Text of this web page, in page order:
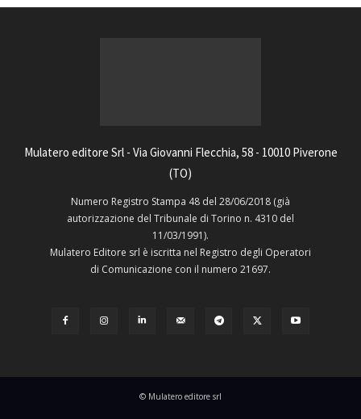
Mulatero editore Srl - Via Giovanni Flecchia, 58 - 10010 Piverone
(TO)
Numero Registro Stampa 48 del 28/06/2018 (già
autorizzazione del Tribunale di Torino n. 4310 del
11/03/1991).
Mulatero Editore srl è iscritta nel Registro degli Operatori
di Comunicazione con il numero 21697.
© Mulatero editore srl